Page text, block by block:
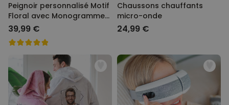
Peignoir personnalisé Motif
Floral avec Monogramme
et Texte
39,99 €
Chaussons chauffants
micro-onde
24,99 €